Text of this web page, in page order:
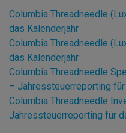
Columbia Threadneedle
das Kalenderjahr
Columbia Threadneedle
das Kalenderjahr
Columbia Threadneedle
– Jahressteuerreporting
Columbia Threadneedle
Jahressteuerreporting für